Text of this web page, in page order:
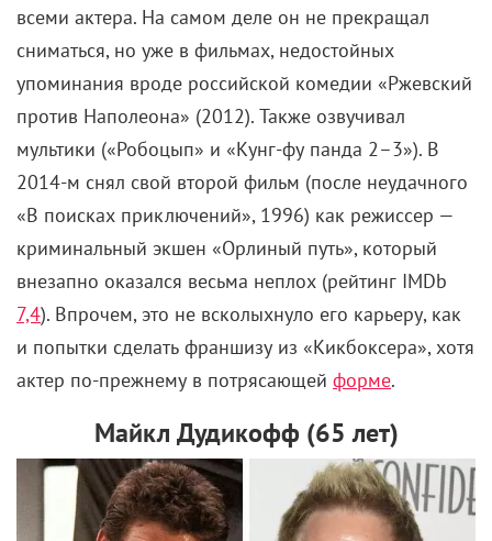
вполне зрелый эксперимент со сложным кроем ей
явно удался. То ли необычная баска, то ли
приятный оттенок юбки, то ли все вместе —
смотрится небанально и современно.
Если вы нашли ошибку, пожалуйста, выделите фрагмент текста и
нажмите Ctrl+Enter.
Ана де Армас
Дженнифер Лопез Зои Кравиц
Кейт Бланшетт Кристина Асмус
Маргарет Куэлли Марго Робби